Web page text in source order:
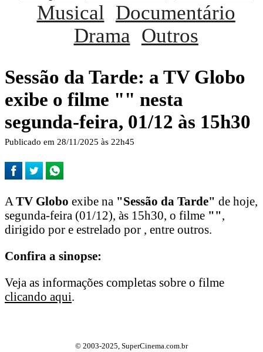
Musical
Documentário
Drama Outros
Sessão da Tarde: a TV Globo
exibe o filme "" nesta
segunda-feira, 01/12 às 15h30
Publicado em 28/11/2025 às 22h45
A TV Globo exibe na "Sessão da Tarde" de hoje,
segunda-feira (01/12), às 15h30, o filme "",
dirigido por e estrelado por , entre outros.
Confira a sinopse:
Veja as informações completas sobre o filme
clicando aqui.
© 2003-2025, SuperCinema.com.br